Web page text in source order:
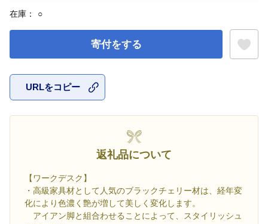
在庫： ○
寄付をする
URLをコピー
返礼品について
【ワークデスク】
・高級家具材として人気のブラックチェリー材は、経年変
化により色濃く艶が増して美しく変化します。
アイアン脚と組合わせることによって、スタイリッシュ